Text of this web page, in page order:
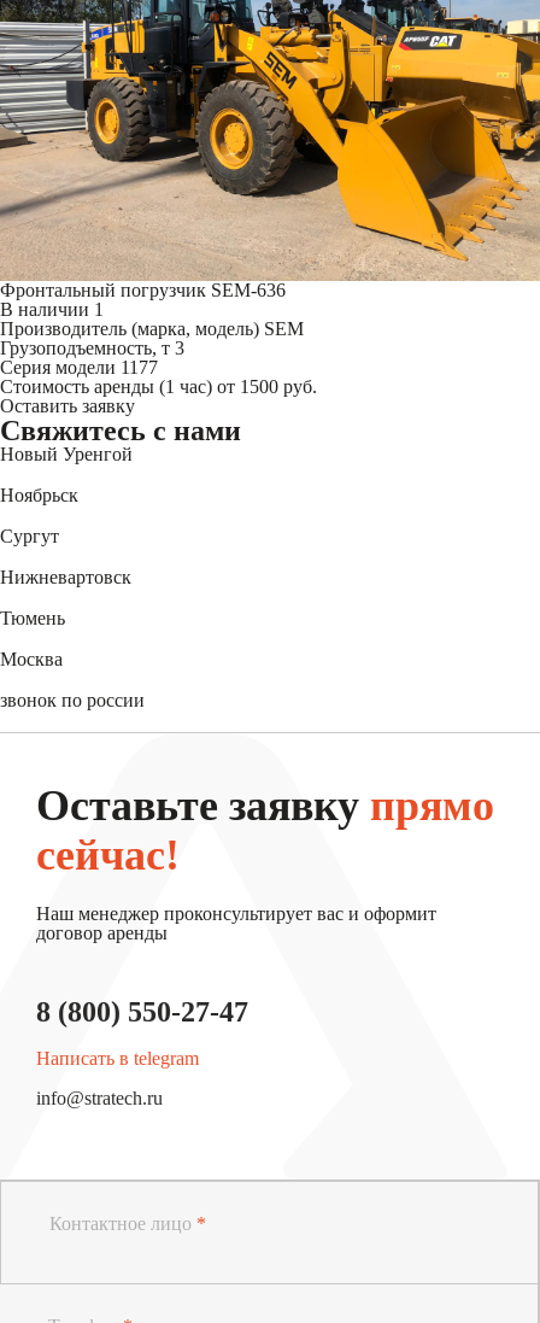
Фронтальный погрузчик SEM-636
В наличии 1
Производитель (марка, модель) SEM
Грузоподъемность, т 3
Серия модели 1177
Стоимость аренды (1 час) от 1500 руб.
Оставить заявку
Свяжитесь с нами
Новый Уренгой
Ноябрьск
Сургут
Нижневартовск
Тюмень
Москва
звонок по россии
Оставьте заявку прямо
сейчас!
Наш менеджер проконсультирует вас и оформит
договор аренды
8 (800) 550-27-47
Написать в telegram
info@stratech.ru
Контактное лицо *